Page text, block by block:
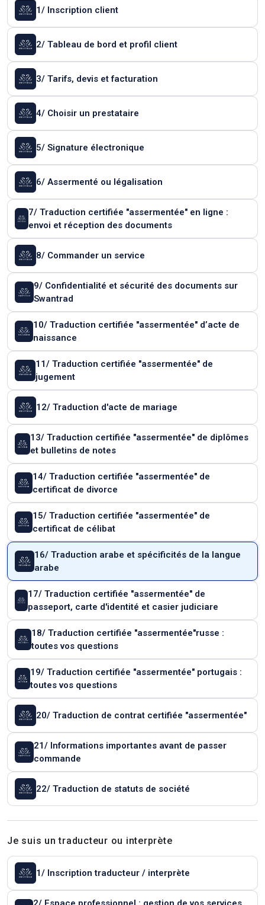
1/ Inscription client
2/ Tableau de bord et profil client
3/ Tarifs, devis et facturation
4/ Choisir un prestataire
5/ Signature électronique
6/ Assermenté ou légalisation
7/ Traduction certifiée "assermentée" en ligne :
envoi et réception des documents
8/ Commander un service
9/ Confidentialité et sécurité des documents sur
Swantrad
10/ Traduction certifiée "assermentée" d’acte de
naissance
11/ Traduction certifiée "assermentée" de
jugement
12/ Traduction d'acte de mariage
13/ Traduction certifiée "assermentée" de diplômes
et bulletins de notes
14/ Traduction certifiée "assermentée" de
certificat de divorce
15/ Traduction certifiée "assermentée" de
certificat de célibat
16/ Traduction arabe et spécificités de la langue
arabe
17/ Traduction certifiée "assermentée" de
passeport, carte d'identité et casier judiciare
18/ Traduction certifiée "assermentée"russe :
toutes vos questions
19/ Traduction certifiée "assermentée" portugais :
toutes vos questions
20/ Traduction de contrat certifiée "assermentée"
21/ Informations importantes avant de passer
commande
22/ Traduction de statuts de société
Je suis un traducteur ou interprète
1/ Inscription traducteur / interprète